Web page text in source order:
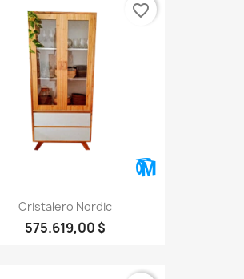
Cristalero Nordic
575.619,00 $
favorite_border